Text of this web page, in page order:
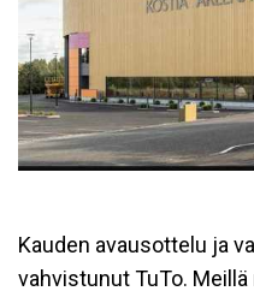
Kauden avausottelu ja
vahvistunut TuTo.